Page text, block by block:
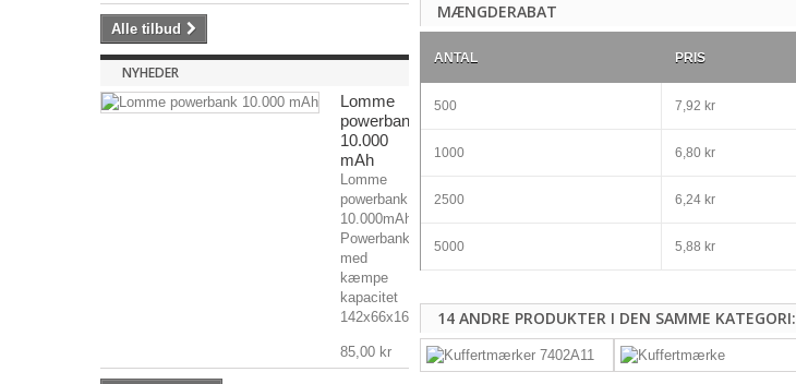
Alle tilbud
NYHEDER
Lomme
powerbank
10.000
mAh
Lomme
powerbank
10.000mAh
Powerbank
med
kæmpe
kapacitet
142x66x16mm,...
85,00 kr
MÆNGDERABAT
ANTAL PRIS
500 7,92 kr
1000 6,80 kr
2500 6,24 kr
5000 5,88 kr
14 ANDRE PRODUKTER I DEN SAMME KATEGORI: